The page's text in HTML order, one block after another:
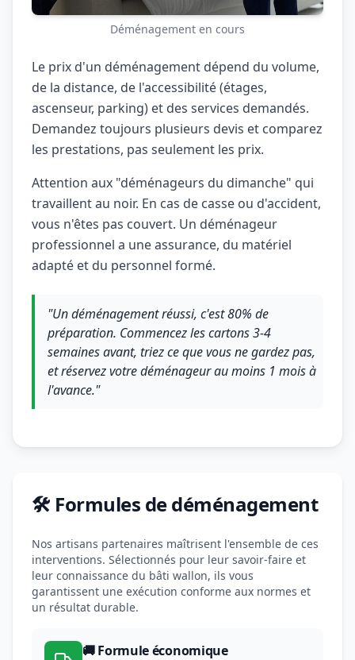
Déménagement en cours
Le prix d'un déménagement dépend du volume,
de la distance, de l'accessibilité (étages,
ascenseur, parking) et des services demandés.
Demandez toujours plusieurs devis et comparez
les prestations, pas seulement les prix.
Attention aux "déménageurs du dimanche" qui
travaillent au noir. En cas de casse ou d'accident,
vous n'êtes pas couvert. Un déménageur
professionnel a une assurance, du matériel
adapté et du personnel formé.
"Un déménagement réussi, c'est 80% de
préparation. Commencez les cartons 3-4
semaines avant, triez ce que vous ne gardez pas,
et réservez votre déménageur au moins 1 mois à
l'avance."
🛠️ Formules de déménagement
Nos artisans partenaires maîtrisent l'ensemble de ces
interventions. Sélectionnés pour leur savoir-faire et
leur connaissance du bâti wallon, ils vous
garantissent une exécution conforme aux normes et
un résultat durable.
🚚 Formule économique